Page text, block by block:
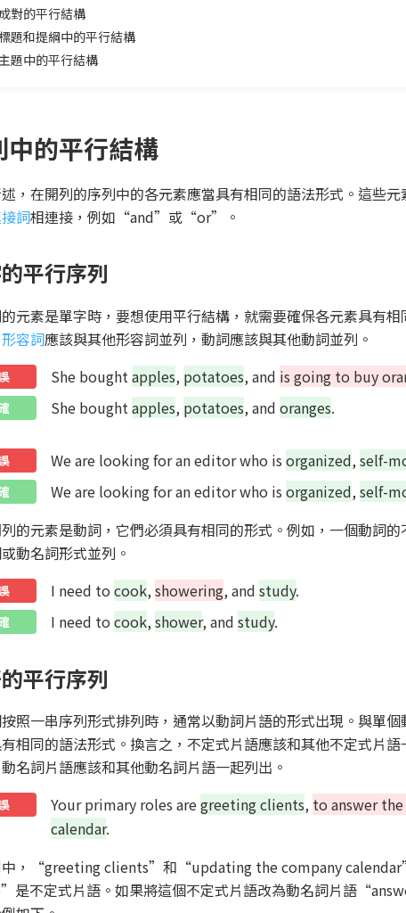
成對的平行結構
題和提綱中的平行結構
主題中的平行結構
中的平行結構
，在開列的序列中的各元素應當具有相同的語法形式。這些
詞相連接，例如“and”或“or”。
平行序列
元素是單字時，要想使用平行結構，就需要確保各元素具有
形容詞應該與其他形容詞並列，動詞應該與其他動詞並列。
She bought apples, potatoes, and is going to buy
She bought apples, potatoes, and oranges.
We are looking for an editor who is organized, self-
We are looking for an editor who is organized, self-
的元素是動詞，它們必須具有相同的形式。例如，一個動詞
動名詞形式並列。
I need tocook, showering, and study.
I need tocook, shower, and study.
平行序列
照一串序列形式排列時，通常以動詞片語的形式出現。與單
相同的語法形式。換言之，不定式片語應該和其他不定式片
名詞片語應該和其他動名詞片語一起列出。
Your primary roles aregreeting clients, to answer
calendar.
中，“greeting clients”和“updating the company
是不定式片語。如果將這個不定式片語改為動名詞片語